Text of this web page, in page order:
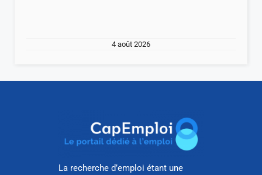
4 août 2026
La recherche d’emploi étant une